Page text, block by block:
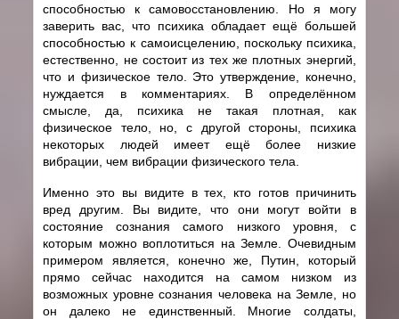
способностью к самовосстановлению. Но я могу
заверить вас, что психика обладает ещё большей
способностью к самоисцелению, поскольку психика,
естественно, не состоит из тех же плотных энергий,
что и физическое тело. Это утверждение, конечно,
нуждается в комментариях. В определённом
смысле, да, психика не такая плотная, как
физическое тело, но, с другой стороны, психика
некоторых людей имеет ещё более низкие
вибрации, чем вибрации физического тела.
Именно это вы видите в тех, кто готов причинить
вред другим. Вы видите, что они могут войти в
состояние сознания самого низкого уровня, с
которым можно воплотиться на Земле. Очевидным
примером является, конечно же, Путин, который
прямо сейчас находится на самом низком из
возможных уровне сознания человека на Земле, но
он далеко не единственный. Многие солдаты,